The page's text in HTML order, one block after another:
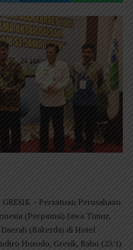
GRESIK – Persatuan Perusahaan
(Perpamsi) Jawa Timur,
(Rakerda) di Hotel
Husodo, Gresik, Rabu (23/1)